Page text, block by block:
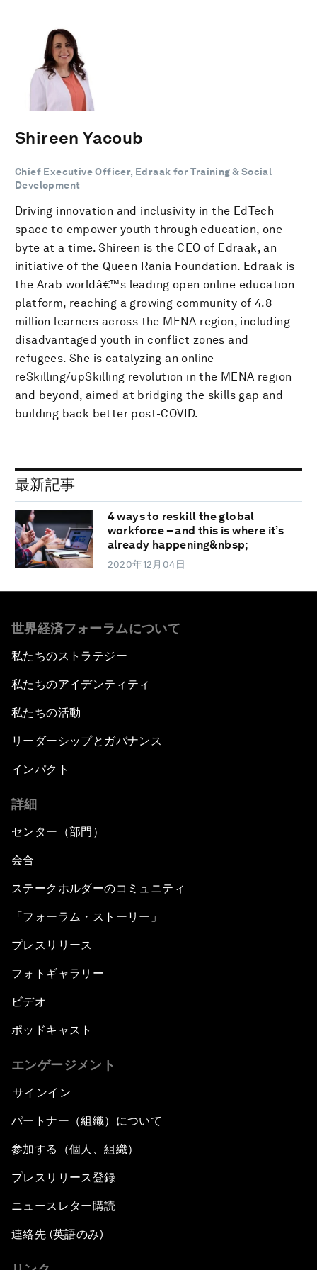
Shireen Yacoub
Chief Executive Officer, Edraak for Training & Social
Development
Driving innovation and inclusivity in the EdTech
space to empower youth through education, one
byte at a time. Shireen is the CEO of Edraak, an
initiative of the Queen Rania Foundation. Edraak is
the Arab worldâ€™s leading open online education
platform, reaching a growing community of 4.8
million learners across the MENA region, including
disadvantaged youth in conflict zones and
refugees. She is catalyzing an online
reSkilling/upSkilling revolution in the MENA region
and beyond, aimed at bridging the skills gap and
building back better post-COVID.
最新記事
4 ways to reskill the global
workforce – and this is where it’s
already happening&nbsp;
2020年12月04日
世界経済フォーラムについて
私たちのストラテジー
私たちのアイデンティティ
私たちの活動
リーダーシップとガバナンス
インパクト
詳細
センター（部門）
会合
ステークホルダーのコミュニティ
「フォーラム・ストーリー」
プレスリリース
フォトギャラリー
ビデオ
ポッドキャスト
エンゲージメント
サインイン
パートナー（組織）について
参加する（個人、組織）
プレスリリース登録
ニュースレター購読
連絡先 (英語のみ)